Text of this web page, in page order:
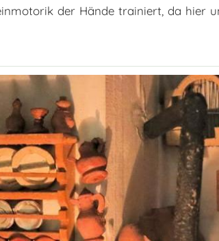
der Hände trainiert, da hier